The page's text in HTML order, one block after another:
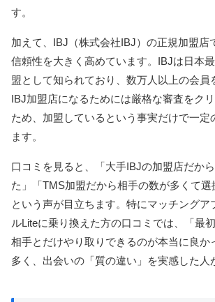
す。
加えて、IBJ（株式会社IBJ）の正規加盟店
信頼性を大きく高めています。IBJは日本
盟として知られており、数万人以上の会員
IBJ加盟店になるためには厳格な審査をク
ため、加盟しているという事実だけで一定
ます。
口コミを見ると、「大手IBJの加盟店だか
た」「TMS加盟だから相手の数が多くて選
という声が目立ちます。特にマッチングア
ルLiteに乗り換えた方の口コミでは、「最
相手とだけやり取りできるのが本当に良か
多く、出会いの「質の違い」を実感した人